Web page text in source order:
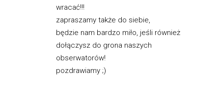
wracać!!!
zapraszamy także do siebie,
będzie nam bardzo miło, jeśli również
dołączysz do grona naszych
obserwatorów!
pozdrawiamy ;)